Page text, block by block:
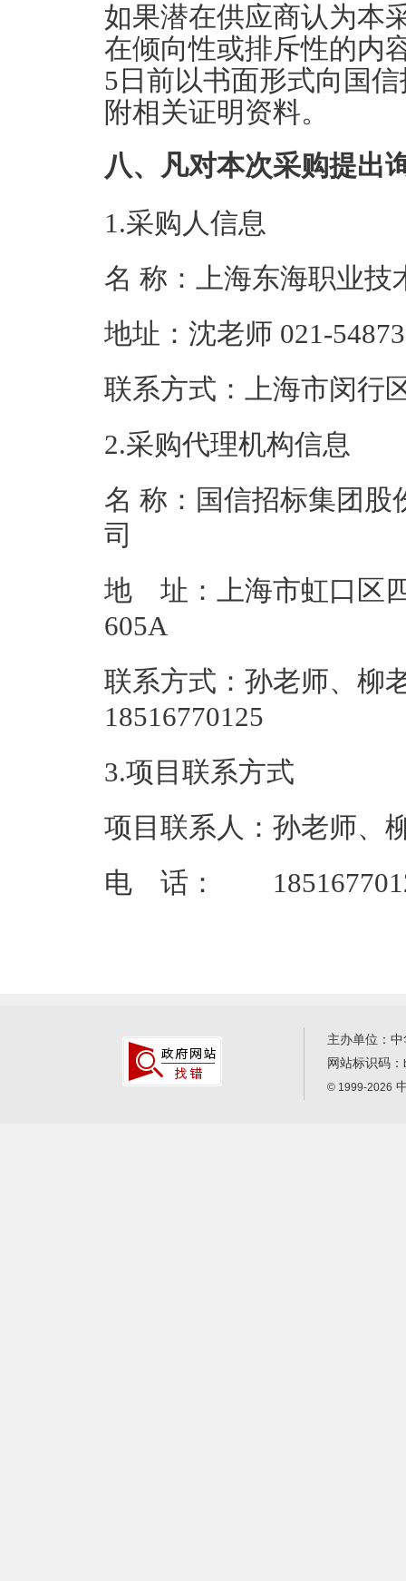
如果潜在供应商认为本
在倾向性或排斥性的内
5日前以书面形式向国
附相关证明资料。
八、凡对本次采购提出
1.采购人信息
名 称：上海东海
地址：沈老师
联系方式：上海
2.采购代理机构信息
名 称：国信招标集团股
地 址：上海市虹口区
联系方式：孙老师、柳
3.项目联系方式
项目联系人：孙老师、
电 话：
主办单位：
网站标识码：
© 1999-2026